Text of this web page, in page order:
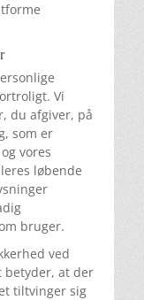
Vi
du afgiver, på
som er
vores
løbende
bruger.
ved
betyder, at der
tiltvinger sig